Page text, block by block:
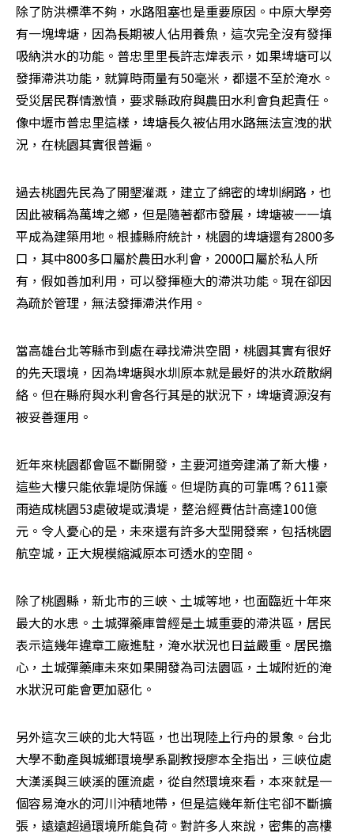
除了防洪標準不夠，水路阻塞也是重要原因。中原大學旁
有一塊埤塘，因為長期被人佔用養魚，這次完全沒有發揮
吸納洪水的功能。普忠里里長許志煒表示，如果埤塘可以
發揮滯洪功能，就算時雨量有50毫米，都還不至於淹水。
受災居民群情激憤，要求縣政府與農田水利會負起責任。
像中壢市普忠里這樣，埤塘長久被佔用水路無法宣洩的狀
況，在桃園其實很普遍。
過去桃園先民為了開墾灌溉，建立了綿密的埤圳網路，也
因此被稱為萬埤之鄉，但是隨著都市發展，埤塘被一一填
平成為建築用地。根據縣府統計，桃園的埤塘還有2800多
口，其中800多口屬於農田水利會，2000口屬於私人所
有，假如善加利用，可以發揮極大的滯洪功能。現在卻因
為疏於管理，無法發揮滯洪作用。
當高雄台北等縣市到處在尋找滯洪空間，桃園其實有很好
的先天環境，因為埤塘與水圳原本就是最好的洪水疏散網
絡。但在縣府與水利會各行其是的狀況下，埤塘資源沒有
被妥善運用。
近年來桃園都會區不斷開發，主要河道旁建滿了新大樓，
這些大樓只能依靠堤防保護。但堤防真的可靠嗎？611豪
雨造成桃園53處破堤或潰堤，整治經費估計高達100億
元。令人憂心的是，未來還有許多大型開發案，包括桃園
航空城，正大規模縮減原本可透水的空間。
除了桃園縣，新北市的三峽、土城等地，也面臨近十年來
最大的水患。土城彈藥庫曾經是土城重要的滯洪區，居民
表示這幾年違章工廠進駐，淹水狀況也日益嚴重。居民擔
心，土城彈藥庫未來如果開發為司法園區，土城附近的淹
水狀況可能會更加惡化。
另外這次三峽的北大特區，也出現陸上行舟的景象。台北
大學不動產與城鄉環境學系副教授廖本全指出，三峽位處
大漢溪與三峽溪的匯流處，從自然環境來看，本來就是一
個容易淹水的河川沖積地帶，但是這幾年新住宅卻不斷擴
張，遠遠超過環境所能負荷。對許多人來說，密集的高樓